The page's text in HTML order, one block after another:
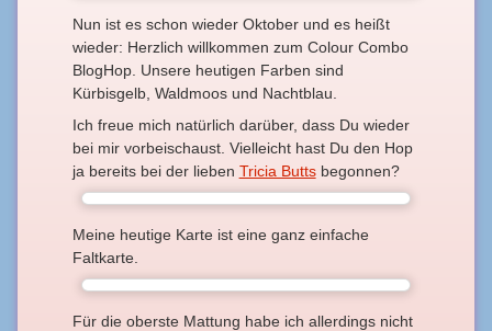
Nun ist es schon wieder Oktober und es heißt
wieder: Herzlich willkommen zum Colour Combo
BlogHop. Unsere heutigen Farben sind
Kürbisgelb, Waldmoos und Nachtblau.
Ich freue mich natürlich darüber, dass Du wieder
bei mir vorbeischaust. Vielleicht hast Du den Hop
ja bereits bei der lieben Tricia Buttsbegonnen?
Meine heutige Karte ist eine ganz einfache
Faltkarte.
Für die oberste Mattung habe ich allerdings nicht